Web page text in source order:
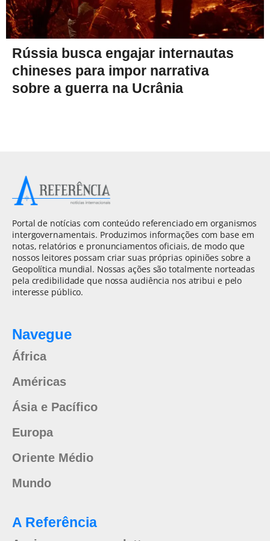
Rússia busca engajar internautas
chineses para impor narrativa
sobre a guerra na Ucrânia
Portal de notícias com conteúdo referenciado em organismos
intergovernamentais. Produzimos informações com base em
notas, relatórios e pronunciamentos oficiais, de modo que
nossos leitores possam criar suas próprias opiniões sobre a
Geopolítica mundial. Nossas ações são totalmente norteadas
pela credibilidade que nossa audiência nos atribui e pelo
interesse público.
Navegue
África
Américas
Ásia e Pacífico
Europa
Oriente Médio
Mundo
A Referência